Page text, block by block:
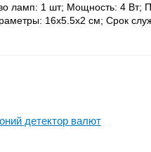
ламп: 1 шт; Мощность: 4 Вт;
16х5.5х2 см; Срок
детектор валют